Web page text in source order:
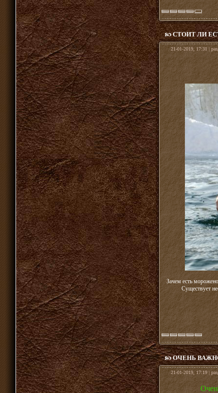
СТОИТ ЛИ
21-01-2019, 17:31 |
Зачем есть
Существует
ОЧЕНЬ
21-01-2019, 17:19 |